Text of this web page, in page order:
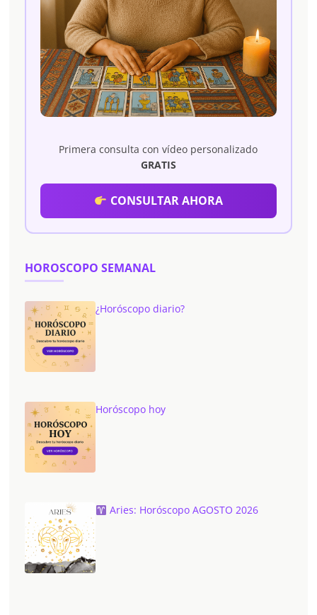
Primera consulta con vídeo personalizado
GRATIS
CONSULTAR AHORA
HOROSCOPO SEMANAL
¿Horóscopo diario?
Horóscopo hoy
Aries: Horóscopo AGOSTO 2026